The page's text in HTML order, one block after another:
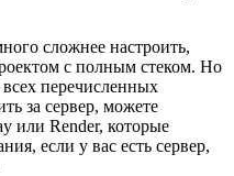
сложнее настроить,
с полным стеком. Но
перечисленных
за сервер, можете
или Render, которые
если у вас есть сервер,